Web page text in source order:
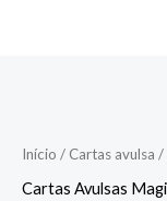
Início / Cartas avulsa /
Cartas Avulsas